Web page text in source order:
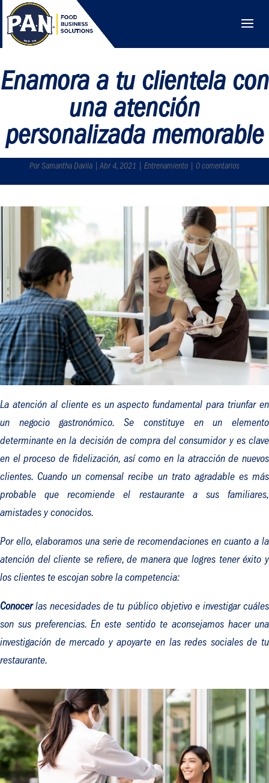
Enamora a tu clientela con
una atención
personalizada memorable
Por Samantha Davila | Abr 4, 2021 | Entrenamiento | 0 comentarios
La atención al cliente es un aspecto fundamental para triunfar en
un negocio gastronómico. Se constituye en un elemento
determinante en la decisión de compra del consumidor y es clave
en el proceso de fidelización, así como en la atracción de nuevos
clientes. Cuando un comensal recibe un trato agradable es más
probable que recomiende el restaurante a sus familiares,
amistades y conocidos.
Por ello, elaboramos una serie de recomendaciones en cuanto a la
atención del cliente se refiere, de manera que logres tener éxito y
los clientes te escojan sobre la competencia:
Conocer las necesidades de tu público objetivo e investigar cuáles
son sus preferencias. En este sentido te aconsejamos hacer una
investigación de mercado y apoyarte en las redes sociales de tu
restaurante.